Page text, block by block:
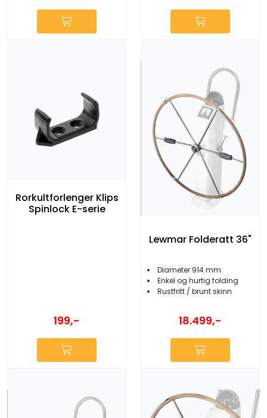
Rorkultforlenger Klips
Spinlock E-serie
199,-
Lewmar Folderatt 36"
Diameter 914 mm
Enkel og hurtig folding
Rustfritt / brunt skinn
18.499,-